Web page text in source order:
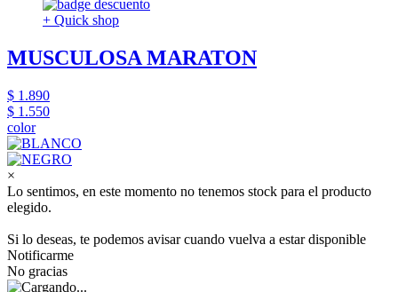
+ Quick shop
MUSCULOSA MARATON
$ 1.890
$ 1.550
color
×
Lo sentimos, en este momento no tenemos stock para el producto
elegido.
Si lo deseas, te podemos avisar cuando vuelva a estar disponible
Notificarme
No gracias